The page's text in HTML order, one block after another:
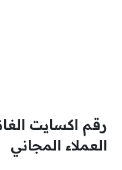
رقم اكسايت
العملاء المجاني